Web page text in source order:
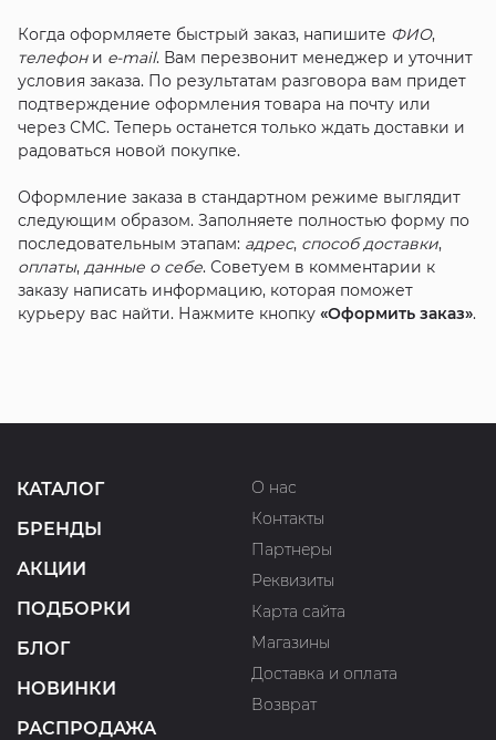
Когда оформляете быстрый заказ, напишите ФИО,
телефони e-mail. Вам перезвонит менеджер и уточнит
условия заказа. По результатам разговора вам придет
подтверждение оформления товара на почту или
через СМС. Теперь останется только ждать доставки и
радоваться новой покупке.
Оформление заказа в стандартном режиме выглядит
следующим образом. Заполняете полностью форму по
последовательным этапам: адрес, способ доставки,
оплаты, данные о себе. Советуем в комментарии к
заказу написать информацию, которая поможет
курьеру вас найти. Нажмите кнопку «Оформить заказ».
КАТАЛОГ
БРЕНДЫ
АКЦИИ
ПОДБОРКИ
БЛОГ
НОВИНКИ
РАСПРОДАЖА
О нас
Контакты
Партнеры
Реквизиты
Карта сайта
Магазины
Доставка и оплата
Возврат